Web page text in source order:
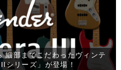
細部までこだわったヴィンテ
リーズ」が登場！